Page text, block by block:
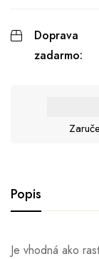
Doprava
zadarmo:
Popis
Je vhodná ako